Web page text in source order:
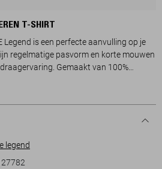
T-SHIRT
Legend is een perfecte aanvulling op je
regelmatige pasvorm en korte mouwen
Gemaakt van 100%
de huid, terwijl de ronde hals een
straalt een casual stijl uit.
tijdens een ontspannen dag thuis of een
shirt is een veelzijdige keuze voor elke
legend